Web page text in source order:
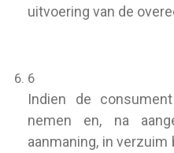
uitvoering van de
6
Indien de
nemen en, na
aanmaning, in